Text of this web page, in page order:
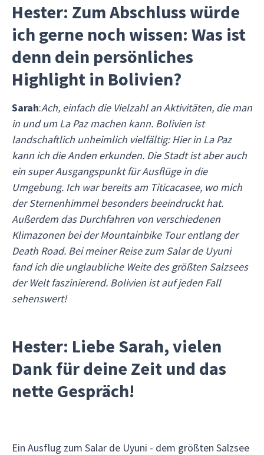
Hester: Zum Abschluss würde
ich gerne noch wissen: Was ist
denn dein persönliches
Highlight in Bolivien?
Sarah:Ach, einfach die Vielzahl an Aktivitäten, die man
in und um La Paz machen kann. Bolivien ist
landschaftlich unheimlich vielfältig: Hier in La Paz
kann ich die Anden erkunden. Die Stadt ist aber auch
ein super Ausgangspunkt für Ausflüge in die
Umgebung. Ich war bereits am Titicacasee, wo mich
der Sternenhimmel besonders beeindruckt hat.
Außerdem das Durchfahren von verschiedenen
Klimazonen bei der Mountainbike Tour entlang der
Death Road. Bei meiner Reise zum Salar de Uyuni
fand ich die unglaubliche Weite des größten Salzsees
der Welt faszinierend. Bolivien ist auf jeden Fall
sehenswert!
Hester: Liebe Sarah, vielen
Dank für deine Zeit und das
nette Gespräch!
Ein Ausflug zum Salar de Uyuni - dem größten Salzsee